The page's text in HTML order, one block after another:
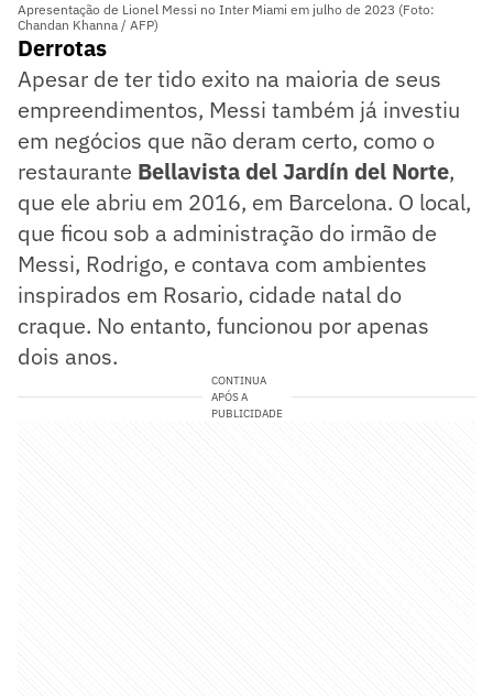
Apresentação de Lionel Messi no Inter Miami em julho de 2023 (Foto:
Chandan Khanna / AFP)
Derrotas
Apesar de ter tido exito na maioria de seus
empreendimentos, Messi também já investiu
em negócios que não deram certo, como o
restaurante Bellavista del Jardín del Norte,
que ele abriu em 2016, em Barcelona. O local,
que ficou sob a administração do irmão de
Messi, Rodrigo, e contava com ambientes
inspirados em Rosario, cidade natal do
craque. No entanto, funcionou por apenas
dois anos.
CONTINUA
APÓS A
PUBLICIDADE